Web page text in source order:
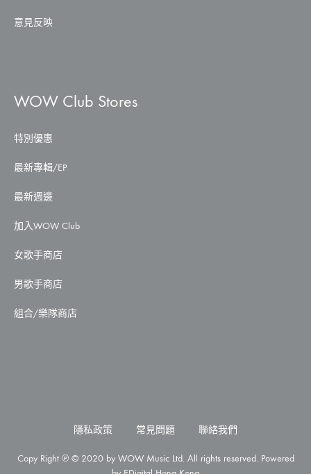
意見反映
WOW Club Stores
特別優惠
最新專輯/EP
最新週邊
加入WOW Club
女歌手商店
男歌手商店
組合/樂隊商店
Copy Right ℗ © 2020 by WOW Music Ltd. All rights reserved. Powered
隱私政策 常見問題 聯絡我們